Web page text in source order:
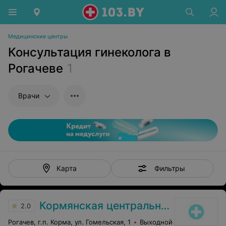
Медицинские центры
Консультация гинеколога в
Рогачеве 1
Врачи
Карта Фильтры
2.0 Кормянская центральная районная больница
Рогачев, г.п. Корма, ул. Гомельская, 1 Выходной